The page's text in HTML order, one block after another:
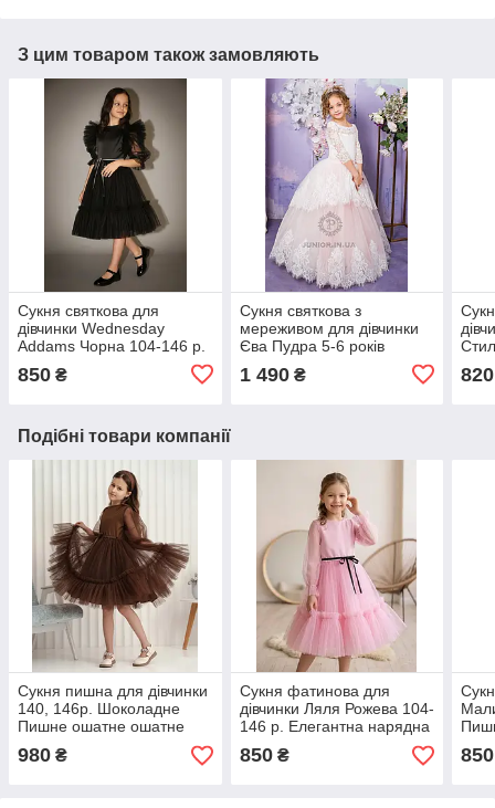
З цим товаром також замовляють
Сукня святкова для
дівчинки Wednesday
Addams Чорна 104-146 р.
Венсдей
850 ₴
Сукня святкова з
мереживом для дівчинки
Єва Пудра 5-6 років
багатошаровою
1 490₴ 820
Подібні товари компанії
Сукня пишна для дівчинки
140, 146р. Шоколадне
Пишне ошатне ошатне
фатинове плаття
980 ₴
Сукня фатинова для
дівчинки Ляля Рожева 104-
146 р. Елегантна нарядна
850₴ 850